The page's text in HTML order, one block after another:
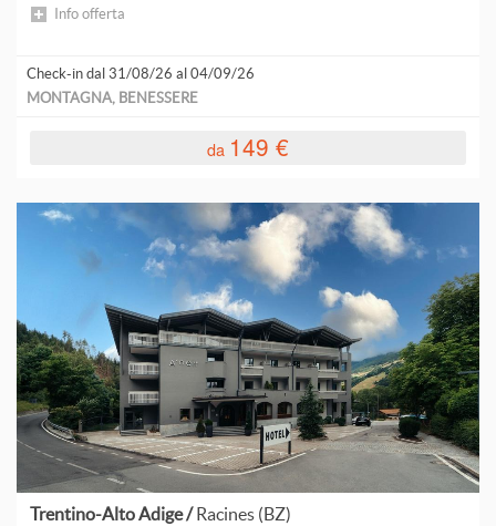
Info offerta
Check-in dal 31/08/26 al 04/09/26
MONTAGNA, BENESSERE
da 149 €
Trentino-Alto Adige /Racines (BZ)